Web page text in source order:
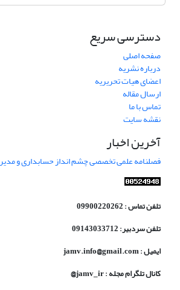
دسترسی سریع
صفحه اصلی
درباره نشریه
اعضای هیات تحریریه
ارسال مقاله
تماس با ما
نقشه سایت
آخرین اخبار
فصلنامه علمی تخصصی چشم انداز حسابداری و
تلفن تماس : 09900220262
تلفن سردبیر: 09143033712
ایمیل : jamv.info@gmail.com
کانال تلگرام مجله : jamv_ir@